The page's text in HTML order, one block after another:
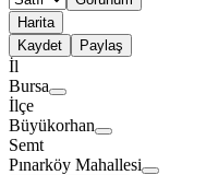
Harita
Kaydet
Paylaş
İl
Bursa
İlçe
Büyükorhan
Semt
Pınarköy Mahallesi